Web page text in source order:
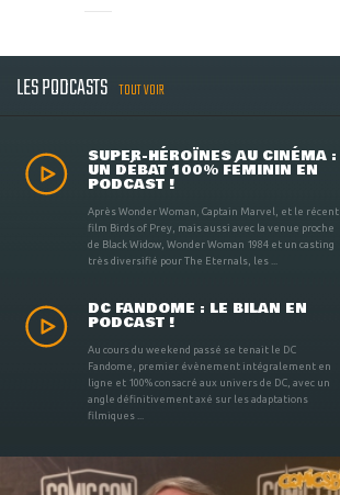
LES PODCASTS TOUT VOIR
SUPER-HÉROÏNES AU CINÉMA :
UN DÉBAT 100% FÉMININ EN
PODCAST !
Après Wonder Woman, Captain Marvel, et le récent
film Birds of Prey, mais aussi avec la venue proche
de Black Widow, Wonder Woman 1984 et un casting
très diversifié pour The Eternals, les ...
DC FANDOME : LE BILAN EN
PODCAST !
Au cours du weekend passé se tenait le DC
Fandome, premier évènement intégralement en
ligne et 100% consacré aux univers de DC, avec un
angle définitivement axé sur les adaptations
filmiques ...